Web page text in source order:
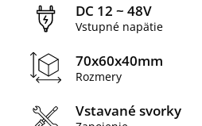
DC 12 ~ 48V
Vstupné napätie
70x60x40mm
Rozmery
Vstavané svorky